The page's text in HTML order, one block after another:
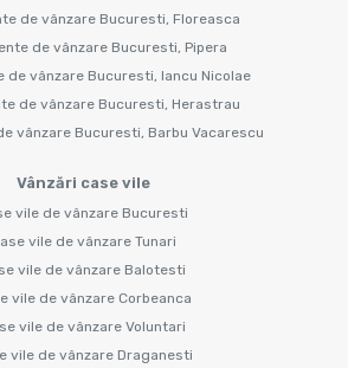
de vânzare Bucuresti, Floreasca
de vânzare Bucuresti, Pipera
de vânzare Bucuresti, Iancu Nicolae
de vânzare Bucuresti, Herastrau
vânzare Bucuresti, Barbu Vacarescu
Vânzări case vile
vile de vânzare Bucuresti
vile de vânzare Tunari
vile de vânzare Balotesti
vile de vânzare Corbeanca
vile de vânzare Voluntari
vile de vânzare Draganesti